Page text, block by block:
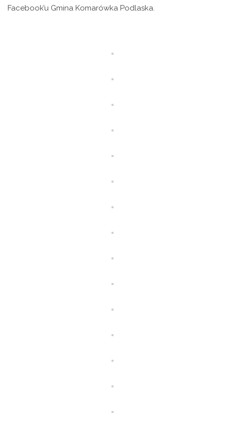
Facebook’u Gmina Komarówka Podlaska.